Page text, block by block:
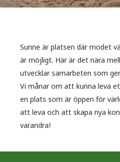
Sunne är platsen där modet
är möjligt. Här är det nära
utvecklar samarbeten som
Vi månar om att kunna leva
en plats som är öppen för
att leva och att skapa nya
varandra!